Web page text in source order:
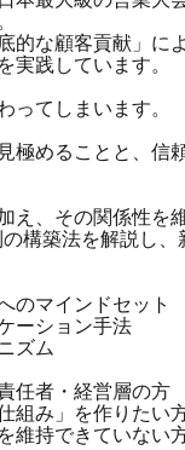
的な顧客貢献」に
践しています。
てしまいます。
極めることと、信
え、その関係性を
構築法を解説し、
のマインドセット
ーション手法
ズム
任者・経営層の方
組み」を作りたい
維持できていない